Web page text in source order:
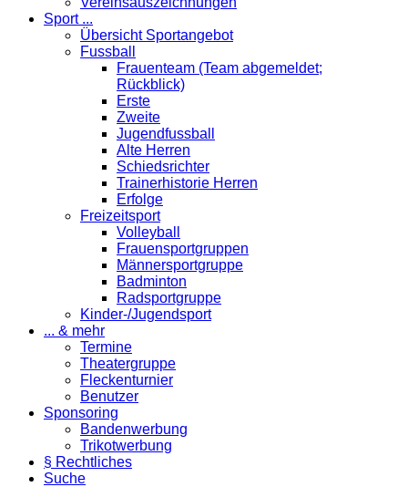
Sport ...
Übersicht Sportangebot
Fussball
Frauenteam (Team abgemeldet;
Rückblick)
Erste
Zweite
Jugendfussball
Alte Herren
Schiedsrichter
Trainerhistorie Herren
Erfolge
Freizeitsport
Volleyball
Frauensportgruppen
Männersportgruppe
Badminton
Radsportgruppe
Kinder-/Jugendsport
... & mehr
Termine
Theatergruppe
Fleckenturnier
Benutzer
Sponsoring
Bandenwerbung
Trikotwerbung
§ Rechtliches
Suche